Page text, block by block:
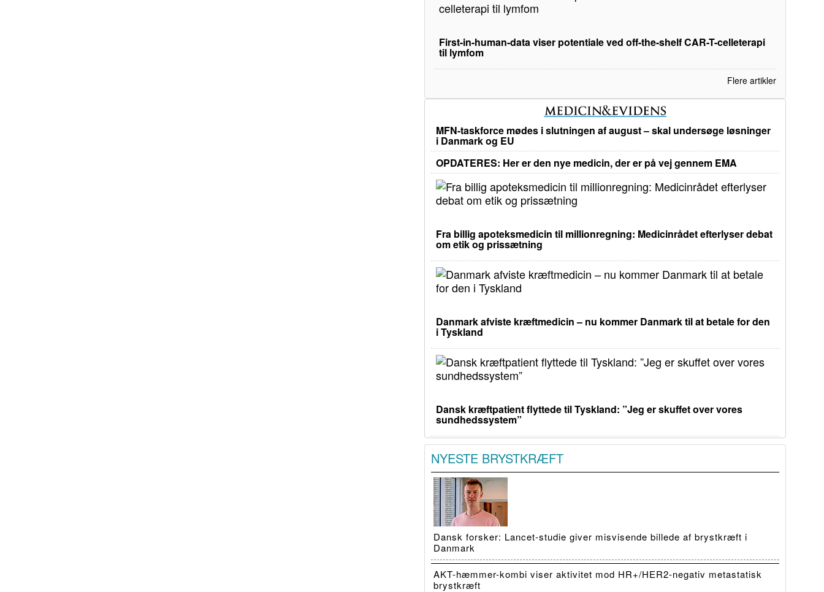
First-in-human-data viser potentiale ved off-the-shelf CAR-T-celleterapi
til lymfom
Flere artikler
MFN-taskforce mødes i slutningen af august – skal undersøge løsninger
i Danmark og EU
OPDATERES: Her er den nye medicin, der er på vej gennem EMA
Fra billig apoteksmedicin til millionregning: Medicinrådet efterlyser debat
om etik og prissætning
Danmark afviste kræftmedicin – nu kommer Danmark til at betale for den
i Tyskland
Dansk kræftpatient flyttede til Tyskland: ”Jeg er skuffet over vores
sundhedssystem”
NYESTE BRYSTKRÆFT
Dansk forsker: Lancet-studie giver misvisende billede af brystkræft i
Danmark
AKT-hæmmer-kombi viser aktivitet mod HR+/HER2-negativ metastatisk
brystkræft